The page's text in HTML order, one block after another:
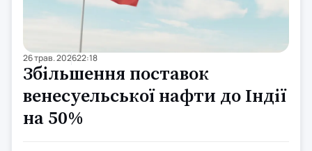
26 трав. 202622:18
Збільшення поставок
венесуельської нафти до Індії
на 50%